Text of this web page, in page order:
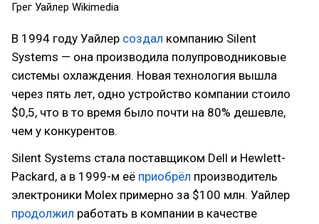
Грег Уайлер Wikimedia
В 1994 году Уайлер создал компанию Silent
Systems — она производила полупроводниковые
системы охлаждения. Новая технология вышла
через пять лет, одно устройство компании стоило
$0,5, что в то время было почти на 80% дешевле,
чем у конкурентов.
Silent Systems стала поставщиком Dell и Hewlett-
Packard, а в 1999-м её приобрёл производитель
электроники Molex примерно за $100 млн. Уайлер
продолжил работать в компании в качестве